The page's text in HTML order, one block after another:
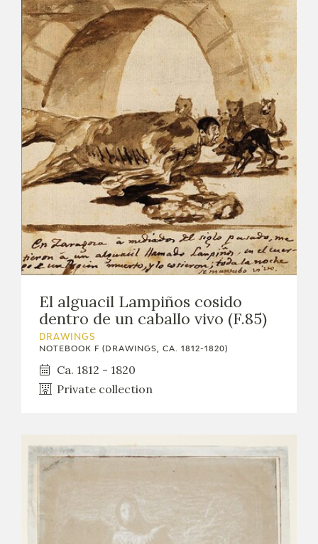
El alguacil Lampiños cosido
dentro de un caballo vivo (F.85)
DRAWINGS
NOTEBOOK F (DRAWINGS, CA. 1812-1820)
Ca. 1812 - 1820
Private collection